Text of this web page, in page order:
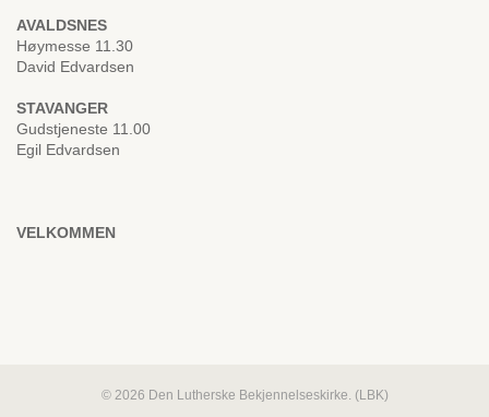
AVALDSNES
Høymesse 11.30
David Edvardsen
STAVANGER
Gudstjeneste 11.00
Egil Edvardsen
VELKOMMEN
© 2026 Den Lutherske Bekjennelseskirke. (LBK)